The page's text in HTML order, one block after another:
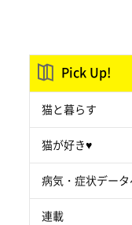
Pick Up!
猫と暮らす
猫が好き♥
病気・症状データ
連載